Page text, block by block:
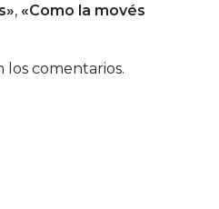
, «Como la movés
los comentarios.